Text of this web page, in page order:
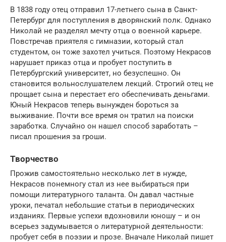
В 1838 году отец отправил 17-летнего сына в Санкт-
Петербург для поступления в дворянский полк. Однако
Николай не разделял мечту отца о военной карьере.
Повстречав приятеля с гимназии, который стал
студентом, он тоже захотел учиться. Поэтому Некрасов
нарушает приказ отца и пробует поступить в
Петербургский университет, но безуспешно. Он
становится вольнослушателем лекций. Строгий отец не
прощает сына и перестает его обеспечивать деньгами.
Юный Некрасов теперь вынужден бороться за
выживание. Почти все время он тратил на поиски
заработка. Случайно он нашел способ заработать –
писал прошения за гроши.
Творчество
Прожив самостоятельно несколько лет в нужде,
Некрасов понемногу стал из нее выбираться при
помощи литературного таланта. Он давал частные
уроки, печатал небольшие статьи в периодических
изданиях. Первые успехи вдохновили юношу – и он
всерьез задумывается о литературной деятельности:
пробует себя в поэзии и прозе. Вначале Николай пишет